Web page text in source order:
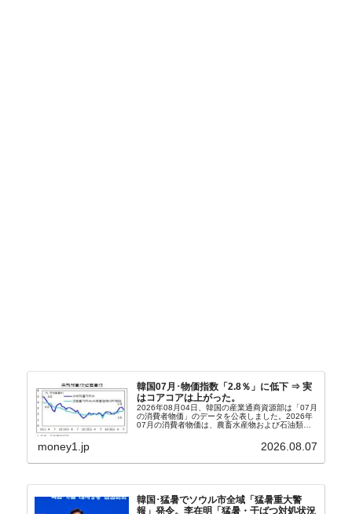
韓国07月･物価指数「2.8％」に低下 ⇒ 実
はコアコアは上がった。
2026年08月04日、韓国の産業通商資源部は「07月
の消費者物価」のデータを公表しました。2026年
07月の消費者物価は、農畜水産物および石油類の
2.8％上昇（06月は3.2％）となり、上昇率は前...
money1.jp 2026.08.07
韓国･猛暑でソウル市全域「猛暑重大警
報」発令。李在明「猛暑・干ばつ対処状況